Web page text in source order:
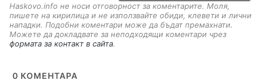
Haskovo.info не носи отговорност за коментарите. Моля,
пишете на кирилица и не използвайте обиди, клевети и лични
нападки. Подобни коментари може да бъдат премахнати.
Можете да докладвате за неподходящи коментари чрез
формата за контакт в сайта.
0 КОМЕНТАРА